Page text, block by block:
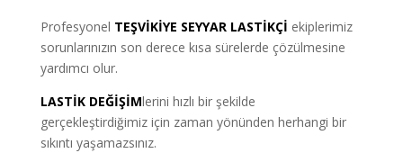
Profesyonel TEŞVİKİYE SEYYAR LASTİKÇİ ekiplerimiz
sorunlarınızın son derece kısa sürelerde çözülmesine
yardımcı olur.
LASTİK DEĞİŞİMlerini hızlı bir şekilde
gerçekleştirdiğimiz için zaman yönünden herhangi bir
sıkıntı yaşamazsınız.